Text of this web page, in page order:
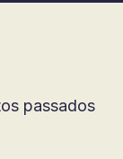
passados